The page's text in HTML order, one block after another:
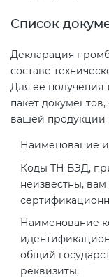
Список
Декларация
составе
Для ее получения
пакет
вашей продукции
Наименование
Коды ТН ВЭД,
неизвестны,
Наименование
общий
реквизиты;